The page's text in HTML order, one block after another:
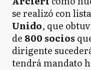
se realizó con
Unido, que
de 800 socios
dirigente
tendrá mandato